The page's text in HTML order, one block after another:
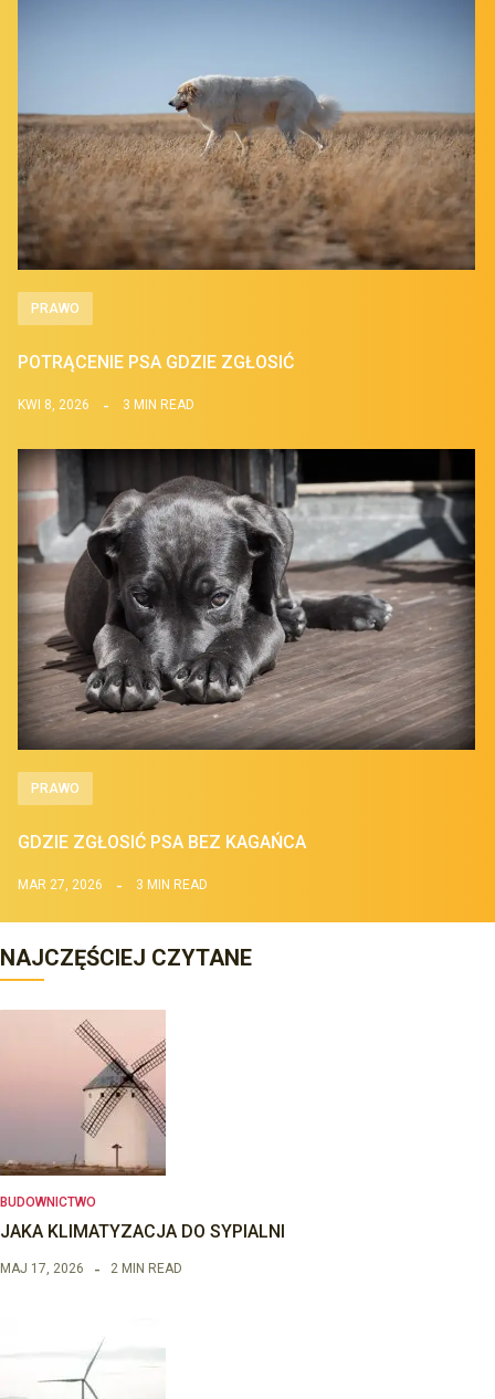
PRAWO
POTRĄCENIE PSA GDZIE ZGŁOSIĆ
KWI 8, 2026 3 MIN READ
PRAWO
GDZIE ZGŁOSIĆ PSA BEZ KAGAŃCA
MAR 27, 2026 3 MIN READ
NAJCZĘŚCIEJ CZYTANE
BUDOWNICTWO
JAKA KLIMATYZACJA DO SYPIALNI
MAJ 17, 2026 2 MIN READ